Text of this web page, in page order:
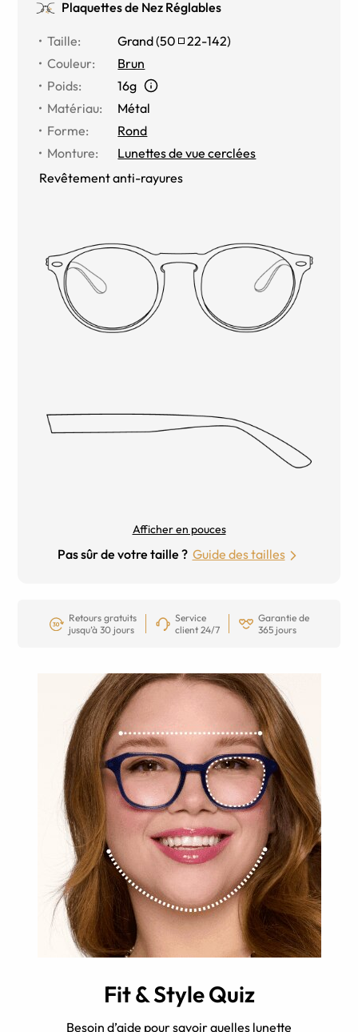
Plaquettes de Nez Réglables
Taille: Grand(50 22-142)
Couleur:
Brun
Poids:
16g
Matériau:
Métal
Forme:
Rond
Monture:
Lunettes de vue cerclées
Revêtement anti-rayures
Afficher en pouces
Pas sûr de votre taille ? Guide des tailles
Retours gratuits
jusqu’à 30 jours
Service
client 24/7
Garantie de
365 jours
Fit & Style Quiz
Besoin d’aide pour savoir quelles lunette